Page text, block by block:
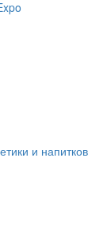
и напитков